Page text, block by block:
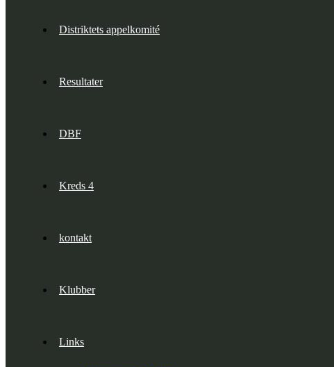
Distriktets appelkomité
Resultater
DBF
Kreds 4
kontakt
Klubber
Links